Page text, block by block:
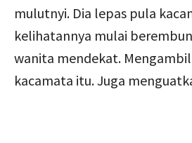
mulutnyi. Dia lepas pula
kelihatannya mulai
wanita mendekat.
kacamata itu. Juga